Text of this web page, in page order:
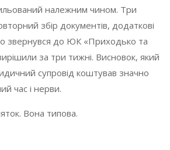
належним чином. Три
збір документів, додаткові
звернувся до ЮК «Приходько та
за три тижні. Висновок, який
супровід коштував значно
час і нерви.
Вона типова.